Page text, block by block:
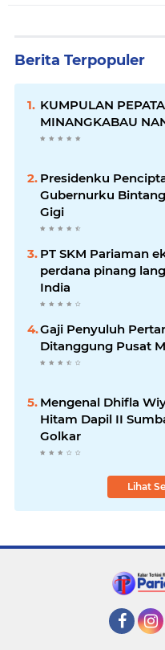
Berita Terpopuler
KUMPULAN
MINANGKABAU
Presidenku
Gubernurku
Gigi
PT SKM Pariaman
perdana pinang
India
Gaji Penyuluh
Ditanggung Pusat
Mengenal Dhifla
Hitam Dapil II
Golkar
Lihat